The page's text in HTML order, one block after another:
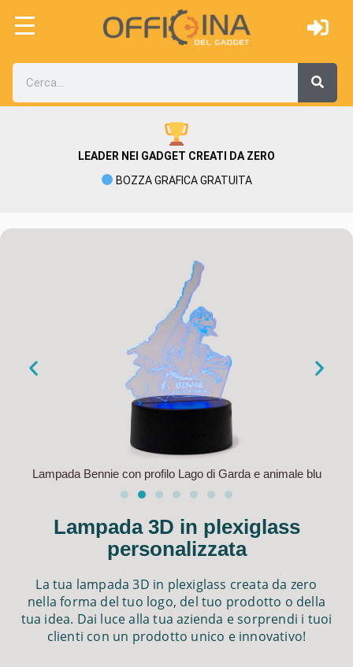
LEADER NEI GADGET CREATI DA ZERO
BOZZA GRAFICA GRATUITA
Lampada Bennie con profilo Lago di Garda e animale blu
Lampada 3D in plexiglass
personalizzata
La tua lampada 3D in plexiglass creata da zero
nella forma del tuo logo, del tuo prodotto o della
tua idea. Dai luce alla tua azienda e sorprendi i tuoi
clienti con un prodotto unico e innovativo!